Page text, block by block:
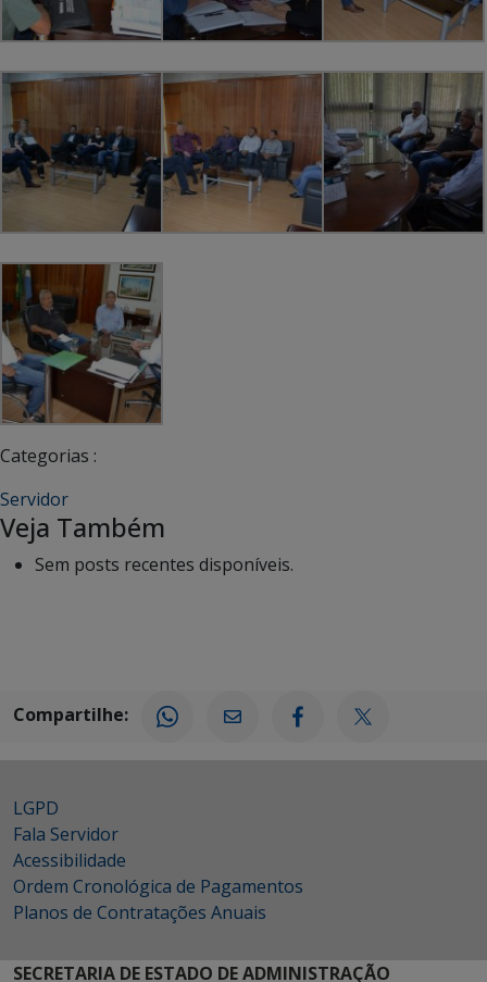
Categorias :
Servidor
Veja Também
Sem posts recentes disponíveis.
Compartilhe:
LGPD
Fala Servidor
Acessibilidade
Ordem Cronológica de Pagamentos
Planos de Contratações Anuais
SECRETARIA DE ESTADO DE ADMINISTRAÇÃO